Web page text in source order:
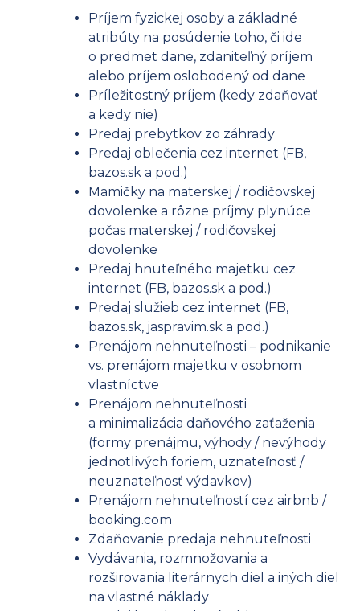
Príjem fyzickej osoby a základné
atribúty na posúdenie toho, či ide
o predmet dane, zdaniteľný príjem
alebo príjem oslobodený od dane
Príležitostný príjem (kedy zdaňovať
a kedy nie)
Predaj prebytkov zo záhrady
Predaj oblečenia cez internet (FB,
bazos.sk a pod.)
Mamičky na materskej / rodičovskej
dovolenke a rôzne príjmy plynúce
počas materskej / rodičovskej
dovolenke
Predaj hnuteľného majetku cez
internet (FB, bazos.sk a pod.)
Predaj služieb cez internet (FB,
bazos.sk, jaspravim.sk a pod.)
Prenájom nehnuteľnosti – podnikanie
vs. prenájom majetku v osobnom
vlastníctve
Prenájom nehnuteľnosti
a minimalizácia daňového zaťaženia
(formy prenájmu, výhody / nevýhody
jednotlivých foriem, uznateľnosť /
neuznateľnosť výdavkov)
Prenájom nehnuteľností cez airbnb /
booking.com
Zdaňovanie predaja nehnuteľnosti
Vydávania, rozmnožovania a
rozširovania literárnych diel a iných diel
na vlastné náklady